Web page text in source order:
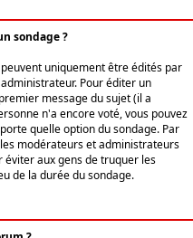
sondage ?
uniquement être édités par
Pour éditer un
message du sujet (il a
n'a encore voté, vous pouvez
quelle option du sondage. Par
modérateurs et administrateurs
aux gens de truquer les
de la durée du sondage.